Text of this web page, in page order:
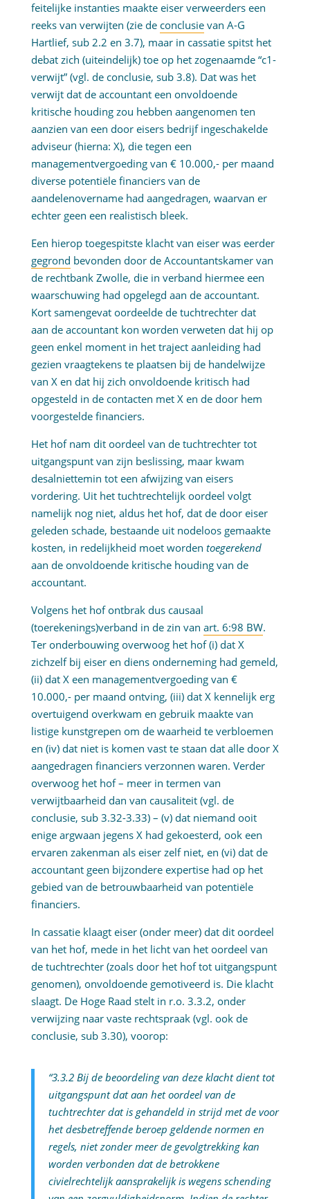
feitelijke instanties maakte eiser verweerders een
reeks van verwijten (zie de conclusievan A-G
Hartlief, sub 2.2 en 3.7), maar in cassatie spitst het
debat zich (uiteindelijk) toe op het zogenaamde “c1-
verwijt” (vgl. de conclusie, sub 3.8). Dat was het
verwijt dat de accountant een onvoldoende
kritische houding zou hebben aangenomen ten
aanzien van een door eisers bedrijf ingeschakelde
adviseur (hierna: X), die tegen een
managementvergoeding van € 10.000,- per maand
diverse potentiële financiers van de
aandelenovername had aangedragen, waarvan er
echter geen een realistisch bleek.
Een hierop toegespitste klacht van eiser was eerder
gegrond bevonden door de Accountantskamer van
de rechtbank Zwolle, die in verband hiermee een
waarschuwing had opgelegd aan de accountant.
Kort samengevat oordeelde de tuchtrechter dat
aan de accountant kon worden verweten dat hij op
geen enkel moment in het traject aanleiding had
gezien vraagtekens te plaatsen bij de handelwijze
van X en dat hij zich onvoldoende kritisch had
opgesteld in de contacten met X en de door hem
voorgestelde financiers.
Het hof nam dit oordeel van de tuchtrechter tot
uitgangspunt van zijn beslissing, maar kwam
desalniettemin tot een afwijzing van eisers
vordering. Uit het tuchtrechtelijk oordeel volgt
namelijk nog niet, aldus het hof, dat de door eiser
geleden schade, bestaande uit nodeloos gemaakte
kosten, in redelijkheid moet worden toegerekend
aan de onvoldoende kritische houding van de
accountant.
Volgens het hof ontbrak dus causaal
(toerekenings)verband in de zin van art. 6:98 BW.
Ter onderbouwing overwoog het hof (i) dat X
zichzelf bij eiser en diens onderneming had gemeld,
(ii) dat X een managementvergoeding van €
10.000,- per maand ontving, (iii) dat X kennelijk erg
overtuigend overkwam en gebruik maakte van
listige kunstgrepen om de waarheid te verbloemen
en (iv) dat niet is komen vast te staan dat alle door X
aangedragen financiers verzonnen waren. Verder
overwoog het hof – meer in termen van
verwijtbaarheid dan van causaliteit (vgl. de
conclusie, sub 3.32-3.33) – (v) dat niemand ooit
enige argwaan jegens X had gekoesterd, ook een
ervaren zakenman als eiser zelf niet, en (vi) dat de
accountant geen bijzondere expertise had op het
gebied van de betrouwbaarheid van potentiële
financiers.
In cassatie klaagt eiser (onder meer) dat dit oordeel
van het hof, mede in het licht van het oordeel van
de tuchtrechter (zoals door het hof tot uitgangspunt
genomen), onvoldoende gemotiveerd is. Die klacht
slaagt. De Hoge Raad stelt in r.o. 3.3.2, onder
verwijzing naar vaste rechtspraak (vgl. ook de
conclusie, sub 3.30), voorop:
“3.3.2 Bij de beoordeling van deze klacht dient tot
uitgangspunt dat aan het oordeel van de
tuchtrechter dat is gehandeld in strijd met de voor
het desbetreffende beroep geldende normen en
regels, niet zonder meer de gevolgtrekking kan
worden verbonden dat de betrokkene
civielrechtelijk aansprakelijk is wegens schending